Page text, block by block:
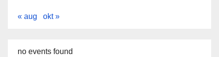
« aug okt »
no events found